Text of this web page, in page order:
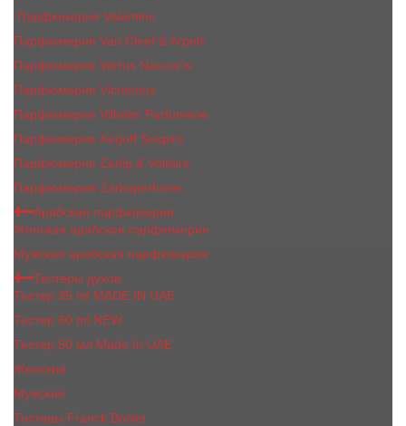
Парфюмерия Valentino
Парфюмерия Van Cleef & Arpels
Парфюмерия Vertus Narcos'is
Парфюмерия Victorious
Парфюмерия Vilhelm Parfumerie
Парфюмерия Xerjoff Sospiro
Парфюмерия Zadig & Voltaire
Парфюмерия Zarkoperfume
Арабская парфюмерия
Женская арабская парфюмерия
Мужская арабская парфюмерия
Тестеры духов
Тестер 35 ml MADE IN UAE
Тестер 60 ml NEW
Тестер 50 мл Made In UAE
Женские
Мужские
Тестеры Franck Boclet